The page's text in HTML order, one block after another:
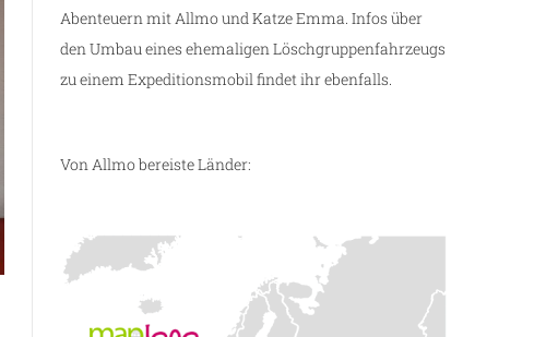
Abenteuern mit Allmo und Katze Emma. Infos über
den Umbau eines ehemaligen Löschgruppenfahrzeugs
zu einem Expeditionsmobil findet ihr ebenfalls.
Von Allmo bereiste Länder: